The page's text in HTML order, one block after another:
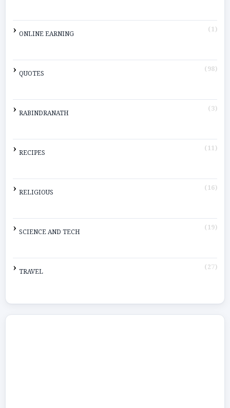
ONLINE EARNING (1)
QUOTES (98)
RABINDRANATH (3)
RECIPES (11)
RELIGIOUS (16)
SCIENCE AND TECH (19)
TRAVEL (27)